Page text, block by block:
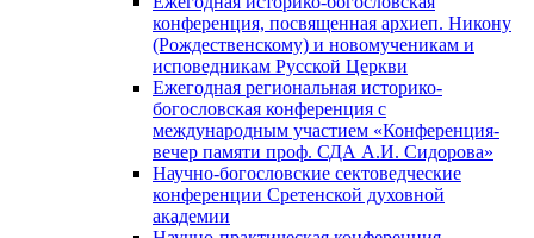
конференция, посвященная архиеп. Никону
(Рождественскому) и новомученикам и
исповедникам Русской Церкви
Ежегодная региональная историко-
богословская конференция с
международным участием «Конференция-
вечер памяти проф. СДА А.И. Сидорова»
Научно-богословские сектоведческие
конференции Сретенской духовной
академии